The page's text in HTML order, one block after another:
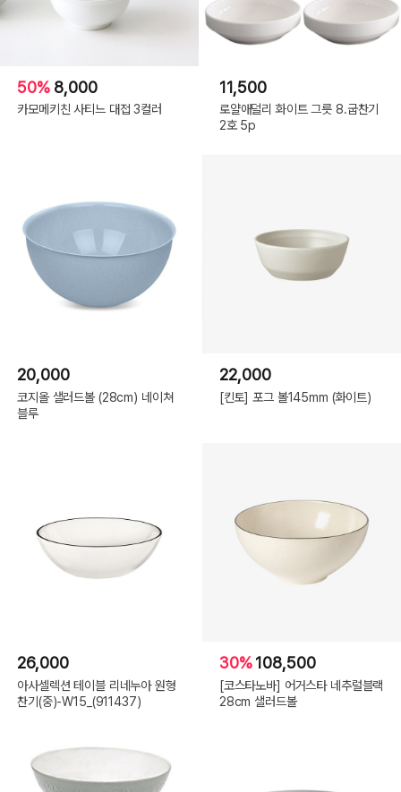
50% 8,000
카모메키친 사티느 대접 3컬러
11,500
로얄애덜리 화이트 그릇 8.굽찬기
2호 5p
20,000
코지올 샐러드볼 (28cm) 네이쳐
블루
22,000
[킨토] 포그 볼145mm (화이트)
26,000
아사셀렉션 테이블 리네누아 원형
찬기(중)-W15_(911437)
30%108,500
[코스타노바] 어거스타 네추럴블랙
28cm 샐러드볼